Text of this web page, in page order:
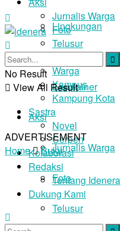
Jurnalis Warga
Foto
Telusur
Narasi
Warga
Kampus
Kampung Kota
Sastra
Novel
Cerpen
Kolaborasi
Redaksi
Tentang Idenera
Dukung Kami
Lingkungan
Filsafat
Eksplainer
Aksi
Jurnalis Warga
Foto
Telusur
No Result
View All Result
ADVERTISEMENT
Home
Buku